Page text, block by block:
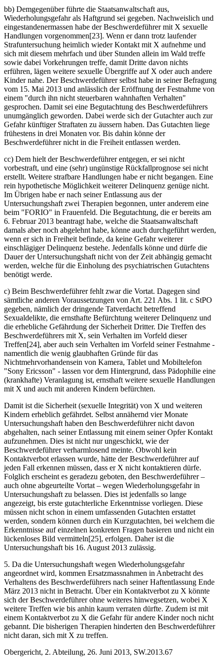
bb) Demgegenüber führte die Staatsanwaltschaft aus,
Wiederholungsgefahr als Haftgrund sei gegeben. Nachweislich und
eingestandenermassen habe der Beschwerdeführer mit X sexuelle
Handlungen vorgenommen[23]. Wenn er dann trotz laufender
Strafuntersuchung heimlich wieder Kontakt mit X aufnehme und
sich mit diesem mehrfach und über Stunden allein im Wald treffe
sowie dabei Vorkehrungen treffe, damit Dritte davon nichts
erführen, lägen weitere sexuelle Übergriffe auf X oder auch andere
Kinder nahe. Der Beschwerdeführer selbst habe in seiner Befragung
vom 15. Mai 2013 und anlässlich der Eröffnung der Festnahme von
einem "durch ihn nicht steuerbaren wahnhaften Verhalten"
gesprochen. Damit sei eine Begutachtung des Beschwerdeführers
unumgänglich geworden. Dabei werde sich der Gutachter auch zur
Gefahr künftiger Straftaten zu äussern haben. Das Gutachten liege
frühestens in drei Monaten vor. Bis dahin könne der
Beschwerdeführer nicht in die Freiheit entlassen werden.
cc) Dem hielt der Beschwerdeführer entgegen, er sei nicht
vorbestraft, und eine (sehr) ungünstige Rückfallprognose sei nicht
erstellt. Weitere strafbare Handlungen habe er nicht begangen. Eine
rein hypothetische Möglichkeit weiterer Delinquenz genüge nicht.
Im Übrigen habe er nach seiner Entlassung aus der
Untersuchungshaft zwei Therapien begonnen, unter anderem eine
beim "FORIO" in Frauenfeld. Die Begutachtung, die er bereits am
6. Februar 2013 beantragt habe, welche die Staatsanwaltschaft
damals aber noch abgelehnt habe, könne auch durchgeführt werden,
wenn er sich in Freiheit befinde, da keine Gefahr weiterer
einschlägiger Delinquenz bestehe. Jedenfalls könne und dürfe die
Dauer der Untersuchungshaft nicht von der Zeit abhängig gemacht
werden, welche für die Einholung des psychiatrischen Gutachtens
benötigt werde.
c) Beim Beschwerdeführer fehlt zwar die Vortat. Dagegen sind
sämtliche anderen Voraussetzungen von Art. 221 Abs. 1 lit. c StPO
gegeben, nämlich der dringende Tatverdacht betreffend
Sexualdelikte, die ernsthafte Befürchtung weiterer Delinquenz und
die erhebliche Gefährdung der Sicherheit Dritter. Die Treffen des
Beschwerdeführers mit X, sein Verhalten im Vorfeld dieser
Treffen[24], aber auch sein Verhalten im Vorfeld seiner Festnahme -
namentlich die wenig glaubhaften Gründe für das
Nichtmehrvorhandensein von Kamera, Tablet und Mobiltelefon
"Sony Ericsson" - lassen vor dem Hintergrund, dass Pädophilie eine
(krankhafte) Veranlagung ist, ernsthaft weitere sexuelle Handlungen
mit X und auch mit anderen Kindern befürchten.
Damit ist die Sicherheit (sexuelle Integrität) von X und weiteren
Kindern erheblich gefährdet. Selbst annähernd vier Monate
Untersuchungshaft haben den Beschwerdeführer nicht davon
abgehalten, nach seiner Entlassung mit einem seiner Opfer Kontakt
aufzunehmen. Dies ist nicht nur ungeschickt, wie der
Beschwerdeführer verharmlosend meinte. Obwohl kein
Kontaktverbot erlassen wurde, hätte der Beschwerdeführer auf
jeden Fall erkennen müssen, dass er X nicht kontaktieren dürfe.
Folglich erscheint es geradezu geboten, den Beschwerdeführer –
auch ohne abgeurteilte Vortat – wegen Wiederholungsgefahr in
Untersuchungshaft zu belassen. Dies ist jedenfalls so lange
angezeigt, bis erste gutachterliche Erkenntnisse vorliegen. Diese
müssen nicht schon in einem umfassenden Gutachten erstattet
werden, sondern können durch ein Kurzgutachten, bei welchem die
Erkenntnisse auf einzelnen konkreten Fragen basieren und nicht ein
lückenloses Bild vermitteln[25], erfolgen. Daher ist die
Untersuchungshaft bis 16. August 2013 zulässig.
5. Da die Untersuchungshaft wegen Wiederholungsgefahr
angeordnet wird, kommen Ersatzmassnahmen in Anbetracht des
Verhaltens des Beschwerdeführers nach seiner Haftentlassung Ende
März 2013 nicht in Betracht. Über ein Kontaktverbot zu X könnte
sich der Beschwerdeführer ohne weiteres hinwegsetzen, wobei X
weitere Treffen wie bis anhin kaum verraten dürfte. Zudem ist mit
einem Kontaktverbot zu X die Gefahr für andere Kinder noch nicht
gebannt. Die bisherigen Therapien hinderten den Beschwerdeführer
nicht daran, sich mit X zu treffen.
Obergericht, 2. Abteilung, 26. Juni 2013, SW.2013.67